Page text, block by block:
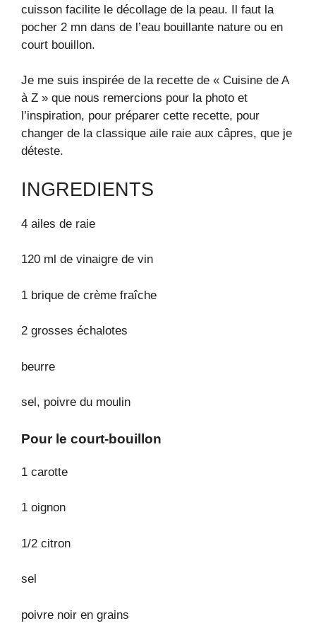
cuisson facilite le décollage de la peau. Il faut la
pocher 2 mn dans de l’eau bouillante nature ou en
court bouillon.
Je me suis inspirée de la recette de « Cuisine de A
à Z » que nous remercions pour la photo et
l’inspiration, pour préparer cette recette, pour
changer de la classique aile raie aux câpres, que je
déteste.
INGREDIENTS
4 ailes de raie
120 ml de vinaigre de vin
1 brique de crème fraîche
2 grosses échalotes
beurre
sel, poivre du moulin
Pour le court-bouillon
1 carotte
1 oignon
1/2 citron
sel
poivre noir en grains